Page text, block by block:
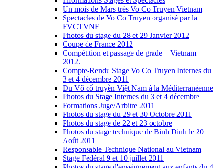
Un mois de Mars très Vo Co Truyen Vietnam
Spectacles de Vo Co Truyen organisé par la
FVCTVNF
Photos du stage du 28 et 29 Janvier 2012
Coupe de France 2012
Compétition et passage de grade – Vietnam
2012.
Compte-Rendu Stage Vo Co Truyen Internes du
3 et 4 décembre 2011
Du Võ cổ truyền Việt Nam à la Méditerranéenne
Photos du Stage Internes du 3 et 4 décembre
Formations Juge/Arbitre 2011
Photos du stage du 29 et 30 Octobre 2011
Photos du stage de 22 et 23 octobre
Photos du stage technique de Binh Dinh le 20
Août 2011
Responsable Technique National au Vietnam
Stage Fédéral 9 et 10 juillet 2011